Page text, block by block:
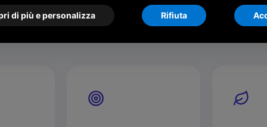
che si ritrovano in ogni soluzione che
relazione che costruiamo.
di più e personalizza Rifiuta